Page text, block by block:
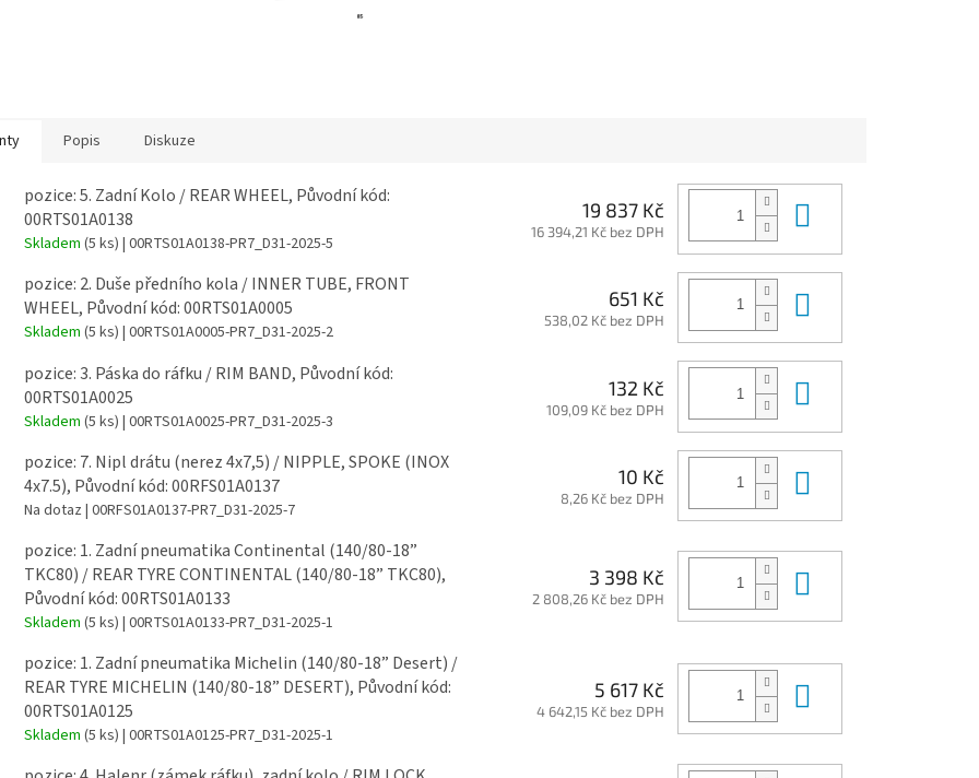
Popis Diskuze
pozice: 5. Zadní Kolo / REAR WHEEL, Původní kód:
00RTS01A0138
Skladem (5 ks) | 00RTS01A0138-PR7_D31-2025-5
19 837 Kč
16 394,21 Kč bez DPH
pozice: 2. Duše předního kola / INNER TUBE, FRONT
WHEEL, Původní kód: 00RTS01A0005
Skladem (5 ks) | 00RTS01A0005-PR7_D31-2025-2
651 Kč
538,02 Kč bez DPH
pozice: 3. Páska do ráfku / RIM BAND, Původní kód:
00RTS01A0025
Skladem (5 ks) | 00RTS01A0025-PR7_D31-2025-3
132 Kč
109,09 Kč bez DPH
pozice: 7. Nipl drátu (nerez 4x7,5) / NIPPLE, SPOKE (INOX
4x7.5), Původní kód: 00RFS01A0137
Na dotaz | 00RFS01A0137-PR7_D31-2025-7
10 Kč
8,26 Kč bez DPH
pozice: 1. Zadní pneumatika Continental (140/80-18”
TKC80) / REAR TYRE CONTINENTAL (140/80-18” TKC80),
Původní kód: 00RTS01A0133
Skladem (5 ks) | 00RTS01A0133-PR7_D31-2025-1
3 398 Kč
2 808,26 Kč bez DPH
pozice: 1. Zadní pneumatika Michelin (140/80-18” Desert) /
REAR TYRE MICHELIN (140/80-18” DESERT), Původní kód:
00RTS01A0125
Skladem (5 ks) | 00RTS01A0125-PR7_D31-2025-1
5 617 Kč
4 642,15 Kč bez DPH